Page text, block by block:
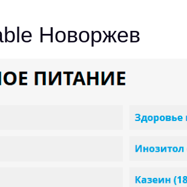
Новоржев